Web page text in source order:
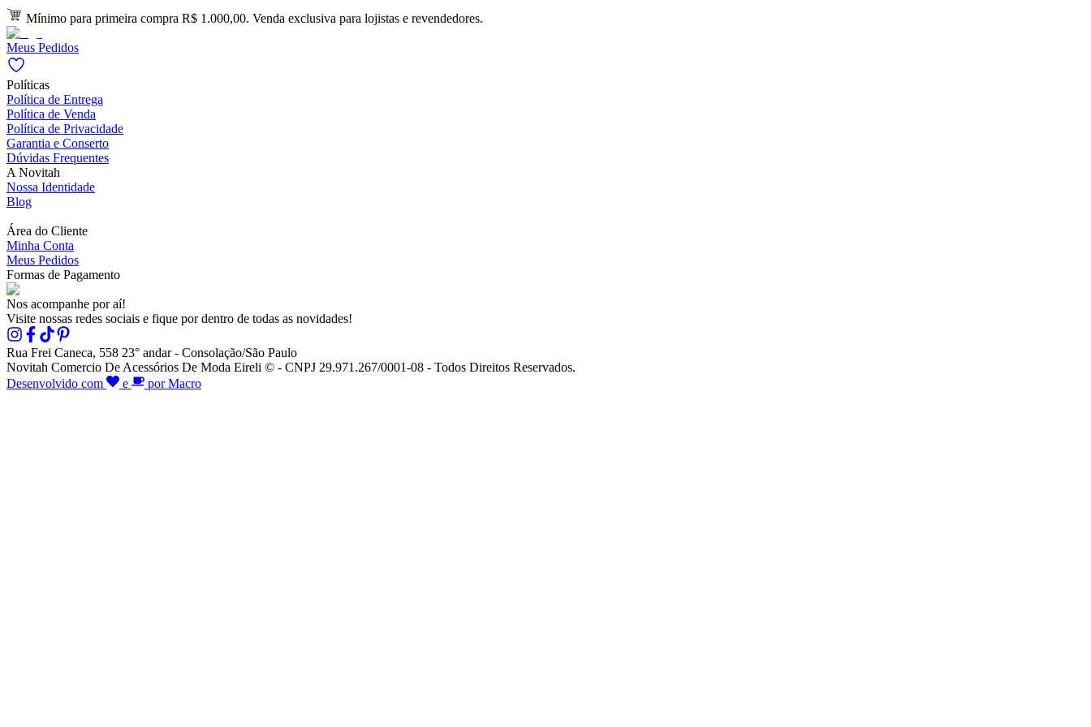
Mínimo para primeira compra R$ 1.000,00. Venda exclusiva para lojistas e revendedores.
Meus Pedidos
Políticas
Política de Entrega
Política de Venda
Política de Privacidade
Garantia e Conserto
Dúvidas Frequentes
A Novitah
Nossa Identidade
Blog
Área do Cliente
Minha Conta
Meus Pedidos
Formas de Pagamento
Nos acompanhe por aí!
Visite nossas redes sociais e fique por dentro de todas as novidades!
Rua Frei Caneca, 558 23° andar - Consolação/São Paulo
Novitah Comercio De Acessórios De Moda Eireli © - CNPJ 29.971.267/0001-08 - Todos Direitos Reservados.
Desenvolvido com
e por Macro